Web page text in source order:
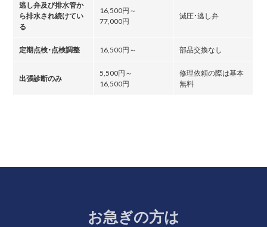
逃し弁及び排水管か
ら排水され続けてい
る
16,500円～
77,000円
減圧・逃し弁
定期点検・点検調整 16,500円～ 部品交換なし
出張診断のみ
5,500円～
16,500円
修理依頼の際は基本
無料
お急ぎの方は